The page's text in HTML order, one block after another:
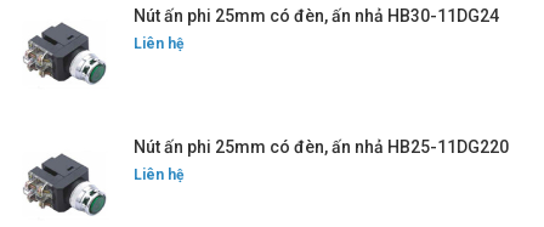
Nút ấn phi 25mm có đèn, ấn nhả HB30-11DG24
Liên hệ
Nút ấn phi 25mm có đèn, ấn nhả HB25-11DG220
Liên hệ